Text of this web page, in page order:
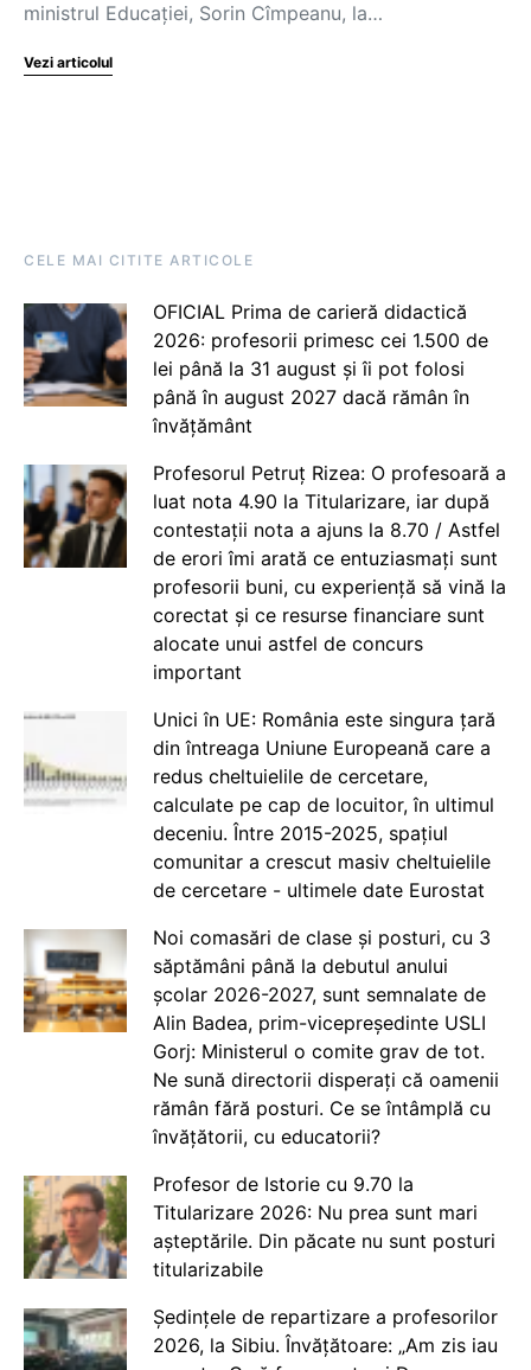
ministrul Educației, Sorin Cîmpeanu, la…
Vezi articolul
CELE MAI CITITE ARTICOLE
OFICIAL Prima de carieră didactică
2026: profesorii primesc cei 1.500 de
lei până la 31 august și îi pot folosi
până în august 2027 dacă rămân în
învățământ
Profesorul Petruț Rizea: O profesoară a
luat nota 4.90 la Titularizare, iar după
contestații nota a ajuns la 8.70 / Astfel
de erori îmi arată ce entuziasmați sunt
profesorii buni, cu experiență să vină la
corectat și ce resurse financiare sunt
alocate unui astfel de concurs
important
Unici în UE: România este singura țară
din întreaga Uniune Europeană care a
redus cheltuielile de cercetare,
calculate pe cap de locuitor, în ultimul
deceniu. Între 2015-2025, spațiul
comunitar a crescut masiv cheltuielile
de cercetare - ultimele date Eurostat
Noi comasări de clase și posturi, cu 3
săptămâni până la debutul anului
școlar 2026-2027, sunt semnalate de
Alin Badea, prim-vicepreședinte USLI
Gorj: Ministerul o comite grav de tot.
Ne sună directorii disperați că oamenii
rămân fără posturi. Ce se întâmplă cu
învățătorii, cu educatorii?
Profesor de Istorie cu 9.70 la
Titularizare 2026: Nu prea sunt mari
așteptările. Din păcate nu sunt posturi
titularizabile
Ședințele de repartizare a profesorilor
2026, la Sibiu. Învățătoare: „Am zis iau